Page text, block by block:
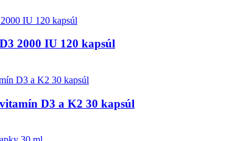
2000 IU 120 kapsúl
D3 a K2 30 kapsúl